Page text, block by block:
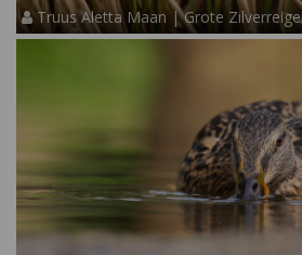
Truus Aletta Maan | Grote